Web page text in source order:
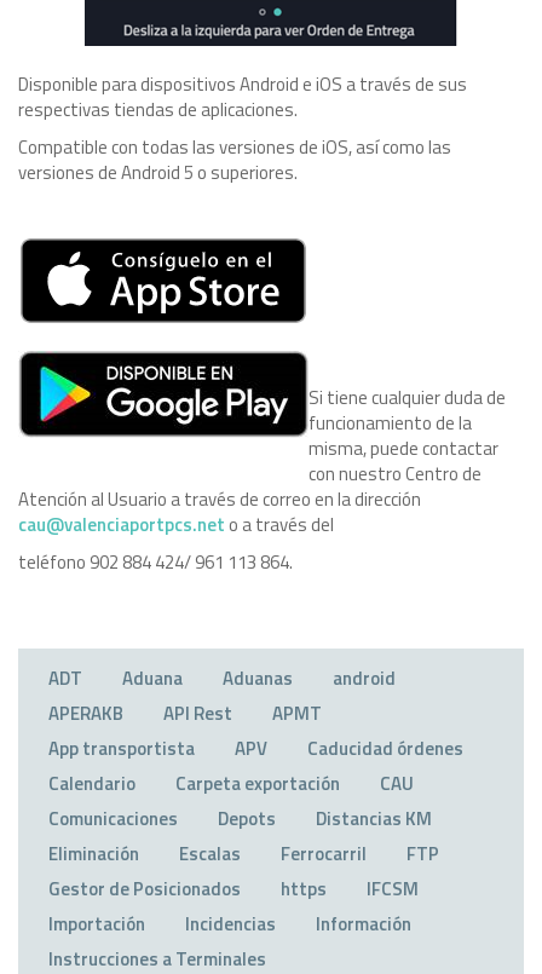
Disponible para dispositivos Android e iOS a través de sus
respectivas tiendas de aplicaciones.
Compatible con todas las versiones de iOS, así como las
versiones de Android 5 o superiores.
Si tiene cualquier duda de
funcionamiento de la
misma, puede contactar
con nuestro Centro de
Atención al Usuario a través de correo en la dirección
cau@valenciaportpcs.neto a través del
teléfono 902 884 424/ 961 113 864.
ADT Aduana Aduanas
android
APERAKB
API Rest
APMT
App transportista
APV
Caducidad órdenes
Calendario
Carpeta exportación
CAU
Comunicaciones
Depots
Distancias KM
Eliminación
Escalas Ferrocarril
FTP
Gestor de Posicionados
https
IFCSM
Importación
Incidencias
Información
Instrucciones a Terminales